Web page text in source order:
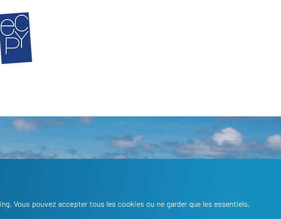
Informations
LÉGAL
Vous pouvez accepter tous les cookies ou ne garder que les essentiels,